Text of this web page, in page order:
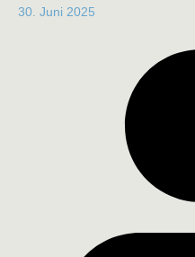
30. Juni 2025